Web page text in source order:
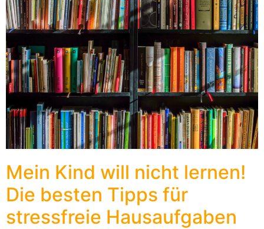
Mein Kind will nicht lernen!
Die besten Tipps für
stressfreie Hausaufgaben